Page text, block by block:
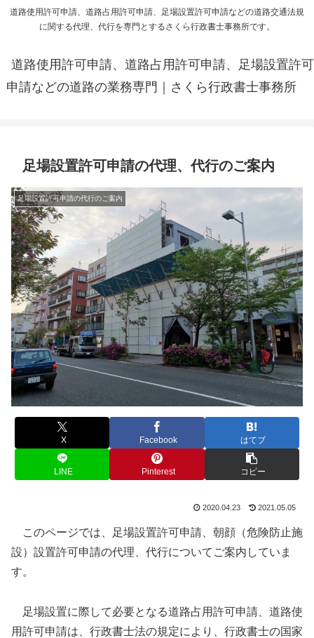
道路使用許可申請、道路占用許可申請、足場設置許可申請などの道路交通法規
に関する代理、代行を専門とするさくら行政書士事務所です。
道路使用許可申請、道路占用許可申請、足場設置許可
申請などの道路の業務専門｜さくら行政書士事務所
足場設置許可申請の代理、代行のご案内
足場設置許可申請の代行のご案内
X Facebook はてブ
LINE Pinterest コピー
2020.04.23 2021.05.05
このページでは、足場設置許可申請、朝顔（危険防止施
設）設置許可申請の代理、代行についてご案内していま
す。
足場設置に際して必要となる道路占用許可申請、道路使
用許可申請は、行政書士法の規定により、行政書士の国家